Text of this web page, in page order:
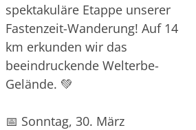
spektakuläre Etappe unserer
Fastenzeit-Wanderung! Auf 14
km erkunden wir das
beeindruckende Welterbe-
Gelände. 💚
📅 Sonntag, 30. März